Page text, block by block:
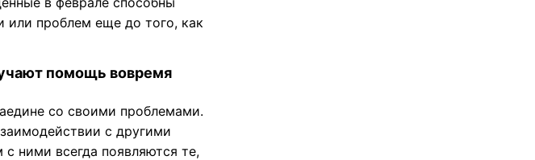
или проблем еще до того, как
помощь вовремя
со своими проблемами.
с другими
ними всегда появляются те,